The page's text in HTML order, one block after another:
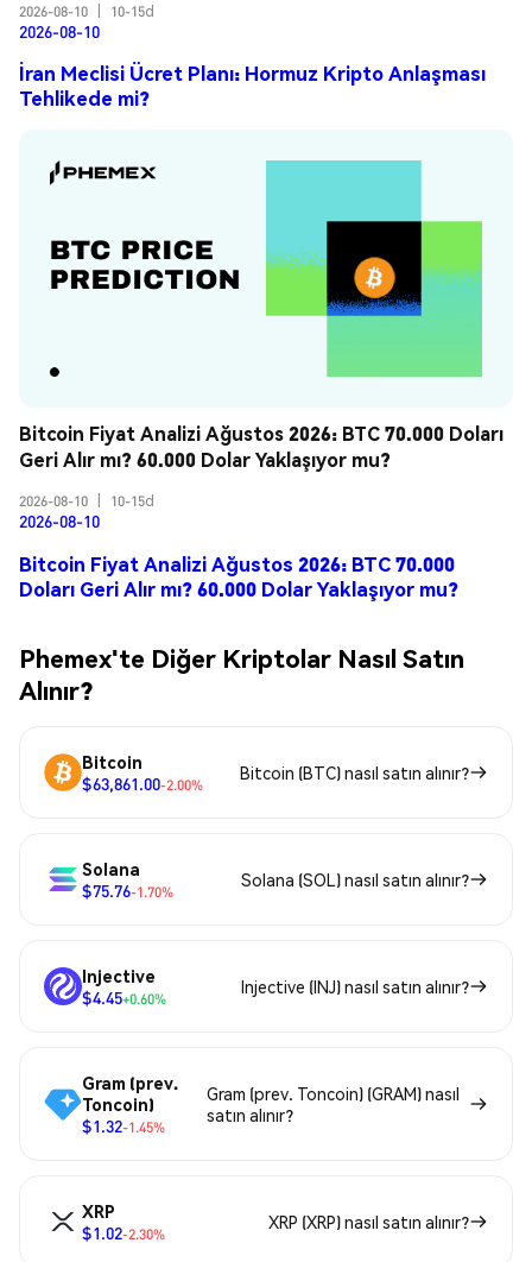
2026-08-10
10-15d
2026-08-10
İran Meclisi Ücret Planı: Hormuz Kripto Anlaşması
Tehlikede mi?
Bitcoin Fiyat Analizi Ağustos 2026: BTC 70.000 Doları
Geri Alır mı? 60.000 Dolar Yaklaşıyor mu?
2026-08-10 10-15d
2026-08-10
Bitcoin Fiyat Analizi Ağustos 2026: BTC 70.000
Doları Geri Alır mı? 60.000 Dolar Yaklaşıyor mu?
Phemex'te Diğer Kriptolar Nasıl Satın
Alınır?
Bitcoin
$63,861.00-2.00%
Bitcoin (BTC) nasıl satın alınır?
Solana
$75.76-1.70%
Solana (SOL) nasıl satın alınır?
Injective
$4.45+0.60%
Injective (INJ) nasıl satın alınır?
Gram (prev.
Toncoin)
$1.32-1.45%
Gram (prev. Toncoin) (GRAM) nasıl
satın alınır?
XRP
$1.02-2.30%
XRP (XRP) nasıl satın alınır?